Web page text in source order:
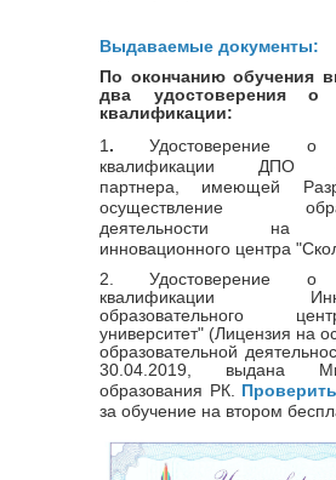
Выдаваемые документы:
По окончанию обучения
два удостоверения о
квалификации:
1 .Удостоверение о
квалификации ДПО
партнера, имеющей
осуществление
деятельности на
инновационного центра
2. Удостоверение о
квалификации
образовательного
университет" (Лицензия на
образовательной
30.04.2019, выдана
образования РК.
за обучение на втором